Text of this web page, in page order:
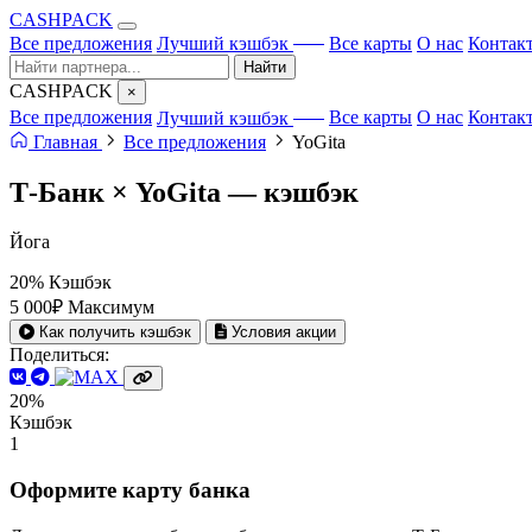
CASHPACK
Все предложения Лучший кэшбэк Все карты О нас
Найти
CASHPACK ×
Все предложения Лучший кэшбэк Все карты О нас
Главная
Все предложения YoGita
Т-Банк × YoGita —кэшбэк
Йога
20% Кэшбэк
5 000₽ Максимум
Как получить кэшбэк Условия акции
Поделиться:
20%
Кэшбэк
1
Оформите карту банка